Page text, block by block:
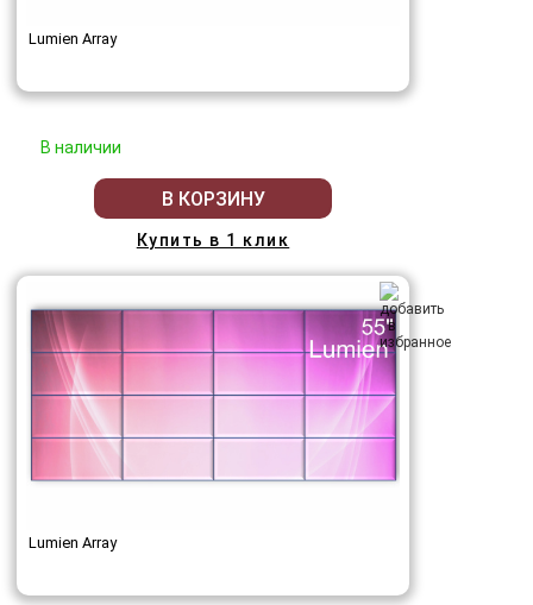
Lumien Array
В наличии
В КОРЗИНУ
Купить в 1 клик
Lumien Array